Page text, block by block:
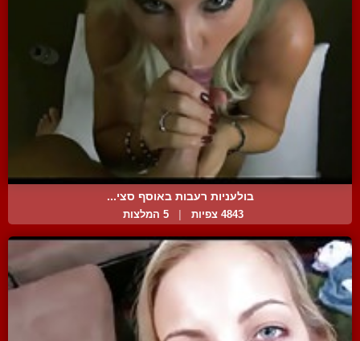
בולעניות רעבות באוסף סצי...
4843 צפיות 5 המלצות